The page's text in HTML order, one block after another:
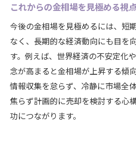
納得の売却へ導く金相場の
金相場を味方につけた
大府市で実践できる金相
売却前に役立つ金相場
金相場を基準にした適
金価値測定と売却判断の
金相場を活用して後悔し
これからの金相場を見極める視
今後の金相場を見極めるには、短
なく、長期的な経済動向にも目を
す。例えば、世界経済の不安定化
念が高まると金相場が上昇する傾
情報収集を怠らず、冷静に市場全
焦らず計画的に売却を検討する心
功につながります。